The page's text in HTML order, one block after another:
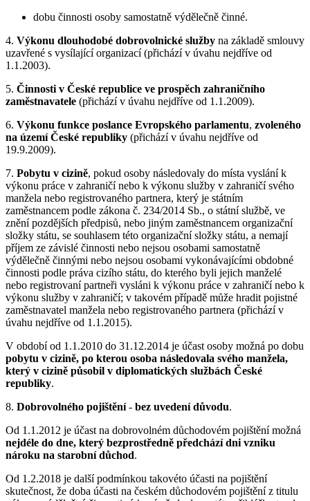
dobu činnosti osoby samostatně výdělečně činné.
4. Výkonu dlouhodobé dobrovolnické služby na základě smlouvy
uzavřené s vysílající organizací (přichází v úvahu nejdříve od
1.1.2003).
5. Činnosti v České republice ve prospěch zahraničního
zaměstnavatele (přichází v úvahu nejdříve od 1.1.2009).
6. Výkonu funkce poslance Evropského parlamentu, zvoleného
na území České republiky (přichází v úvahu nejdříve od
19.9.2009).
7. Pobytu v cizině, pokud osoby následovaly do místa vyslání k
výkonu práce v zahraničí nebo k výkonu služby v zahraničí svého
manžela nebo registrovaného partnera, který je státním
zaměstnancem podle zákona č. 234/2014 Sb., o státní službě, ve
znění pozdějších předpisů, nebo jiným zaměstnancem organizační
složky státu, se souhlasem této organizační složky státu, a nemají
příjem ze závislé činnosti nebo nejsou osobami samostatně
výdělečně činnými nebo nejsou osobami vykonávajícími obdobné
činnosti podle práva cizího státu, do kterého byli jejich manželé
nebo registrovaní partneři vysláni k výkonu práce v zahraničí nebo k
výkonu služby v zahraničí; v takovém případě může hradit pojistné
zaměstnavatel manžela nebo registrovaného partnera (přichází v
úvahu nejdříve od 1.1.2015).
V období od 1.1.2010 do 31.12.2014 je účast osoby možná po dobu
pobytu v cizině, po kterou osoba následovala svého manžela,
který v cizině působil v diplomatických službách České
republiky.
8. Dobrovolného pojištění- bez uvedení důvodu.
Od 1.1.2012 je účast na dobrovolném důchodovém pojištění možná
nejdéle do dne, který bezprostředně předchází dni vzniku
nároku na starobní důchod.
Od 1.2.2018 je další podmínkou takovéto účasti na pojištění
skutečnost, že doba účasti na českém důchodovém pojištění z titulu